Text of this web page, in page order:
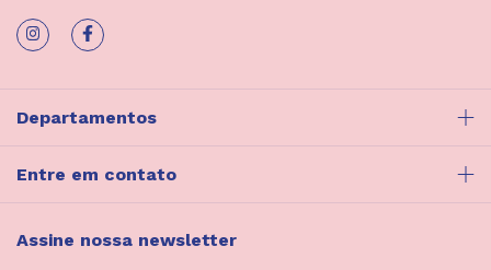
Departamentos
Entre em contato
Assine nossa newsletter